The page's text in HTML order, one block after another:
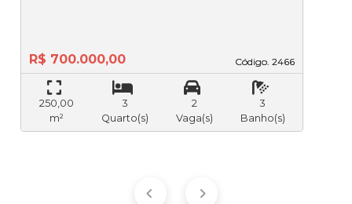
Código. 2466
Código. 2466
R$ 700.000,00
250,00
m²
3
Quarto(s)
2
Vaga(s)
3
Banho(s)